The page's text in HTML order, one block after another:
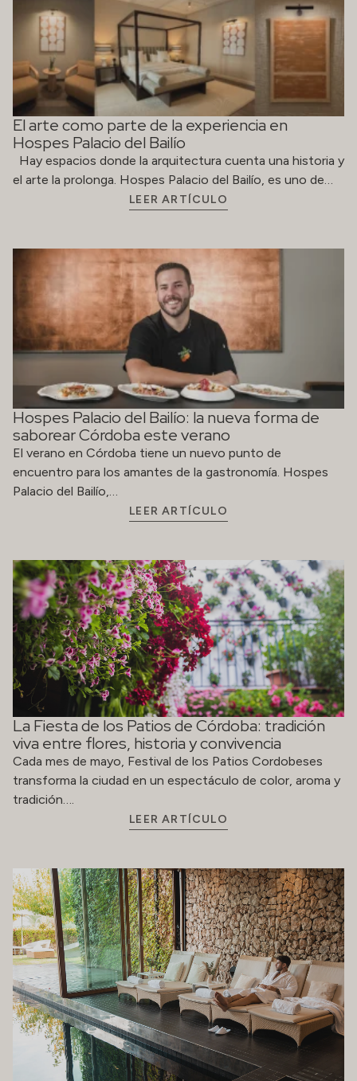
El arte como parte de la experiencia en
Hospes Palacio del Bailío
Hay espacios donde la arquitectura cuenta una historia y
el arte la prolonga. Hospes Palacio del Bailío, es uno de…
LEER ARTÍCULO
Hospes Palacio del Bailío: la nueva forma de
saborear Córdoba este verano
El verano en Córdoba tiene un nuevo punto de
encuentro para los amantes de la gastronomía. Hospes
Palacio del Bailío,…
LEER ARTÍCULO
La Fiesta de los Patios de Córdoba: tradición
viva entre flores, historia y convivencia
Cada mes de mayo, Festival de los Patios Cordobeses
transforma la ciudad en un espectáculo de color, aroma y
tradición….
LEER ARTÍCULO